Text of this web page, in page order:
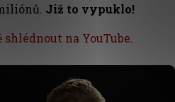
Již to vypuklo!
na YouTube.